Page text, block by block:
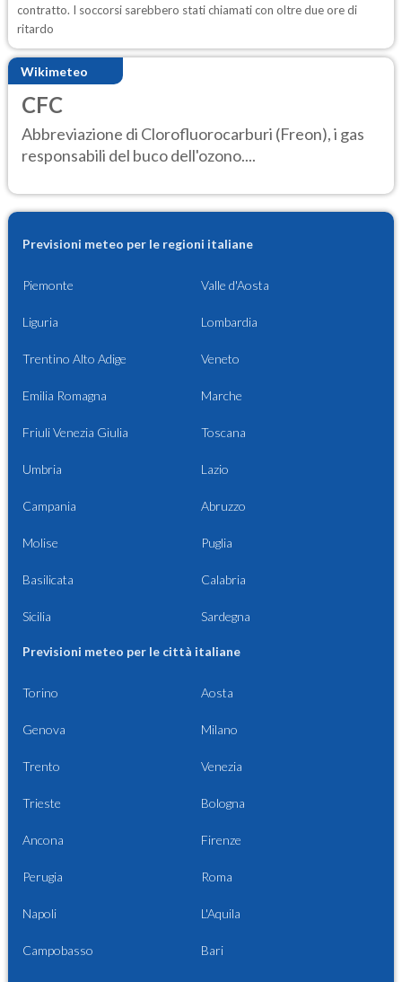
contratto. I soccorsi sarebbero stati chiamati con oltre due ore di
ritardo
Wikimeteo
CFC
Abbreviazione di Clorofluorocarburi (Freon), i gas
responsabili del buco dell'ozono....
Previsioni meteo per le regioni italiane
Piemonte Valle d'Aosta
Liguria Lombardia
Trentino Alto Adige Veneto
Emilia Romagna Marche
Friuli Venezia Giulia Toscana
Umbria Lazio
Campania Abruzzo
Molise Puglia
Basilicata Calabria
Sicilia Sardegna
Previsioni meteo per le città italiane
Torino Aosta
Genova Milano
Trento Venezia
Trieste Bologna
Ancona Firenze
Perugia Roma
Napoli L'Aquila
Campobasso Bari